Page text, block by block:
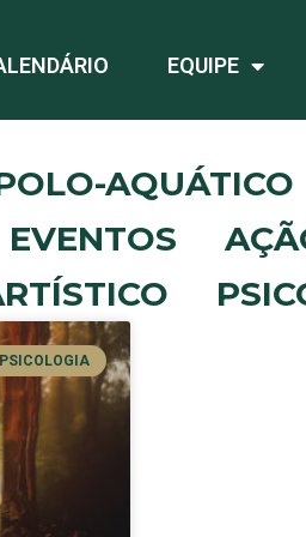
EQUIPE
AQUÁTICO
EVENTOS
PSICOLOGIA